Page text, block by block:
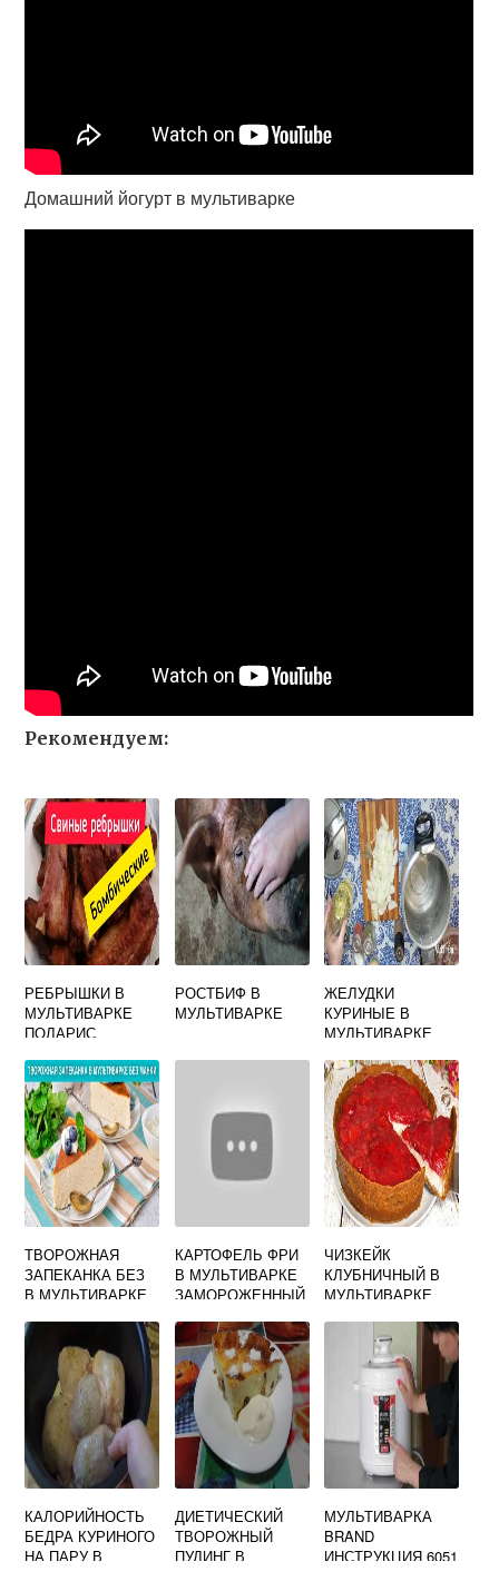
Домашний йогурт в мультиварке
Рекомендуем:
РЕБРЫШКИ В
МУЛЬТИВАРКЕ
ПОЛАРИС
РОСТБИФ В
МУЛЬТИВАРКЕ
ЖЕЛУДКИ
КУРИНЫЕ В
МУЛЬТИВАРКЕ
ТВОРОЖНАЯ
ЗАПЕКАНКА БЕЗ
В МУЛЬТИВАРКЕ
КАРТОФЕЛЬ ФРИ
В МУЛЬТИВАРКЕ
ЗАМОРОЖЕННЫЙ
ЧИЗКЕЙК
КЛУБНИЧНЫЙ В
МУЛЬТИВАРКЕ
КАЛОРИЙНОСТЬ
БЕДРА КУРИНОГО
НА ПАРУ В
ДИЕТИЧЕСКИЙ
ТВОРОЖНЫЙ
ПУДИНГ В
МУЛЬТИВАРКА
BRAND
ИНСТРУКЦИЯ 6051